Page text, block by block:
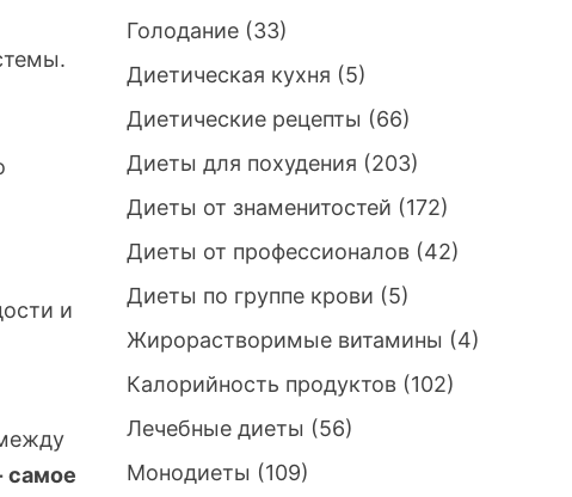
и
самое
Голодание(33)
Диетическая кухня (5)
Диетические рецепты (66)
Диеты для похудения (203)
Диеты от знаменитостей (172)
Диеты от профессионалов(42)
Диеты по группе крови (5)
Жирорастворимые витамины (4)
Калорийность продуктов(102)
Лечебные диеты (56)
Монодиеты (109)